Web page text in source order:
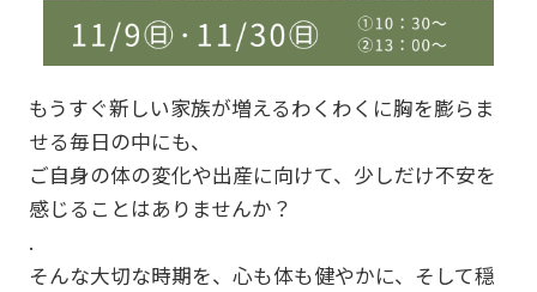
もうすぐ新しい家族が増えるわくわくに胸を膨らま
せる毎日の中にも、
ご自身の体の変化や出産に向けて、少しだけ不安を
感じることはありませんか？
.
そんな大切な時期を、心も体も健やかに、そして穏